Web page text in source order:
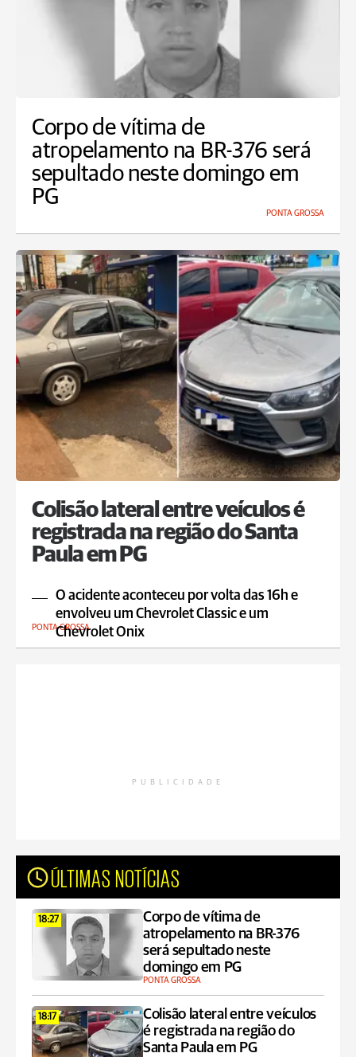
Corpo de vítima de
atropelamento na BR-376 será
sepultado neste domingo em
PG
PONTA GROSSA
Colisão lateral entre veículos é
registrada na região do Santa
Paula em PG
O acidente aconteceu por volta das 16h e
envolveu um Chevrolet Classic e um
Chevrolet Onix
PONTA GROSSA
PUBLICIDADE
ÚLTIMAS NOTÍCIAS
18:27
Corpo de vítima de
atropelamento na BR-376
será sepultado neste
domingo em PG
PONTA GROSSA
18:17
Colisão lateral entre veículos
é registrada na região do
Santa Paula em PG